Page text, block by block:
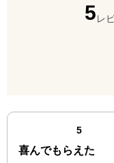
5レ
5点
4点
3点
2点
1点
最新の商品レビュー
5点（5
喜んでもらえた